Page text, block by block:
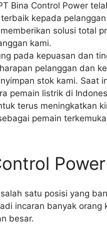
Bina Control Power
kepada
solusi total
kami.
pada kepuasan dan
pelanggan dan
stok kami. Saat
pemain listrik di
terus meningkatkan
pemain
Power
satu posisi yang
incaran banyak orang
besar.